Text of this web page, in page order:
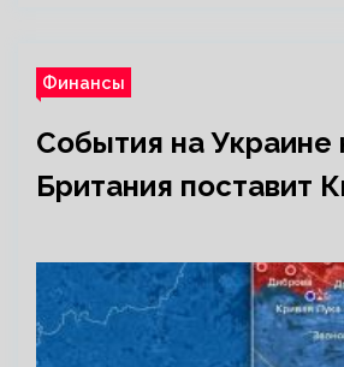
Финансы
События на Украине
Британия поставит